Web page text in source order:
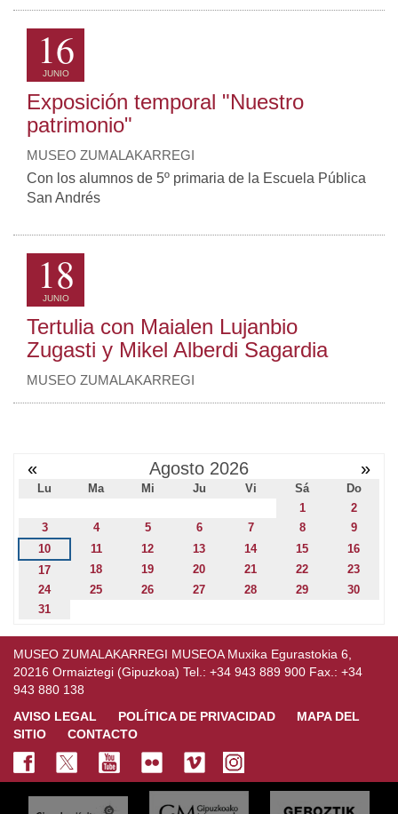
16
JUNIO
Exposición temporal "Nuestro
patrimonio"
MUSEO ZUMALAKARREGI
Con los alumnos de 5º primaria de la Escuela Pública
San Andrés
18
JUNIO
Tertulia con Maialen Lujanbio
Zugasti y Mikel Alberdi Sagardia
MUSEO ZUMALAKARREGI
« Agosto 2026 »
Lu Ma Mi Ju Vi Sá
Do
1
2
3
4 5 6 7 8
9
10
11 12 13 14 15
16
17
18 19 20 21 22
23
24
25 26 27 28 29
30
31
MUSEO ZUMALAKARREGI MUSEOA Muxika Egurastokia 6,
20216 Ormaiztegi (Gipuzkoa) Tel.: +34 943 889 900 Fax.: +34
943 880 138
AVISO LEGAL
POLÍTICA DE PRIVACIDAD
MAPA DEL
SITIO
CONTACTO